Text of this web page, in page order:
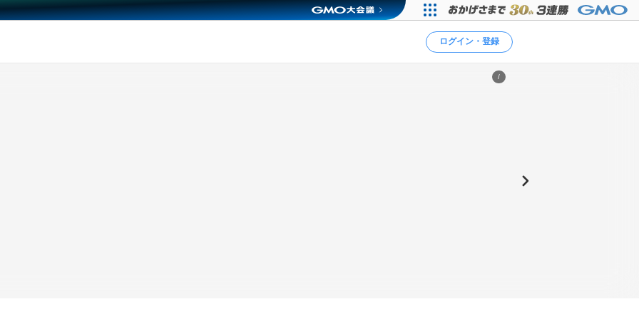
ログイン・登録
/